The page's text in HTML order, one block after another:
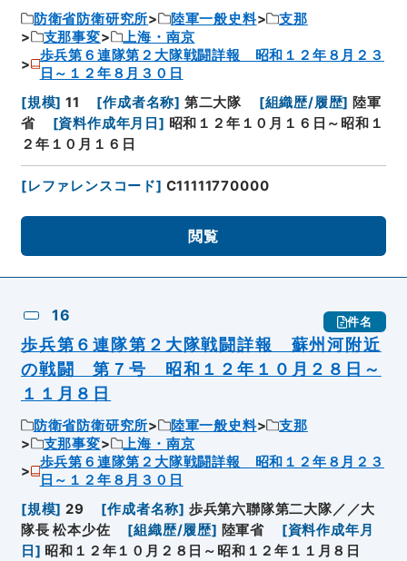
防衛省防衛研究所 陸軍一般史料
支那
支那事変
上海・南京
歩兵第６連隊第２大隊戦闘詳報 昭和１２年８月２３
日～１２年８月３０日
[規模] 11 [作成者名称] 第二大隊 [組織歴/履歴] 陸軍
省
[資料作成年月日 ] 昭和１２年１０月１６日～昭和１
２年１０月１６日
[レファレンスコード] C11111770000
閲覧
16 件名
歩兵第６連隊第２大隊戦闘詳報 蘇州河附近
の戦闘 第７号 昭和１２年１０月２８日～
１１月８日
防衛省防衛研究所 陸軍一般史料
支那
支那事変
上海・南京
歩兵第６連隊第２大隊戦闘詳報 昭和１２年８月２３
日～１２年８月３０日
[規模] 29 [作成者名称] 歩兵第六聯隊第二大隊／／大
隊長 松本少佐
[組織歴/履歴] 陸軍省 [資料作成年月
日 ] 昭和１２年１０月２８日～昭和１２年１１月８日